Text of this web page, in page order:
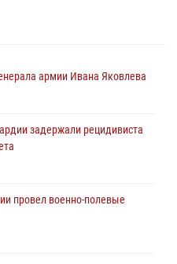
армии Ивана Яковлева
задержали рецидивиста
провел военно-полевые